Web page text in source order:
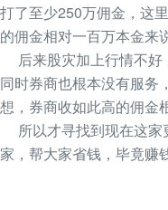
打了至少250万佣金，这
的佣金相对一百万本金来
后来股灾加上行情不好
同时券商也根本没有服务
想，券商收如此高的佣金
所以才寻找到现在这家
家，帮大家省钱，毕竟赚